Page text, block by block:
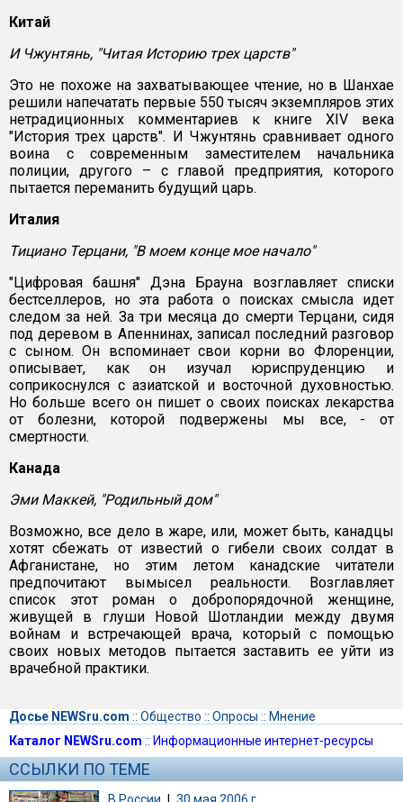
Китай
И Чжунтянь, "Читая Историю трех царств"
Это не похоже на захватывающее чтение, но в Шанхае
решили напечатать первые 550 тысяч экземпляров этих
нетрадиционных комментариев к книге XIV века
"История трех царств". И Чжунтянь сравнивает одного
воина с современным заместителем начальника
полиции, другого – с главой предприятия, которого
пытается переманить будущий царь.
Италия
Тициано Терцани, "В моем конце мое начало"
"Цифровая башня" Дэна Брауна возглавляет списки
бестселлеров, но эта работа о поисках смысла идет
следом за ней. За три месяца до смерти Терцани, сидя
под деревом в Апеннинах, записал последний разговор
с сыном. Он вспоминает свои корни во Флоренции,
описывает, как он изучал юриспруденцию и
соприкоснулся с азиатской и восточной духовностью.
Но больше всего он пишет о своих поисках лекарства
от болезни, которой подвержены мы все, - от
смертности.
Канада
Эми Маккей, "Родильный дом"
Возможно, все дело в жаре, или, может быть, канадцы
хотят сбежать от известий о гибели своих солдат в
Афганистане, но этим летом канадские читатели
предпочитают вымысел реальности. Возглавляет
список этот роман о добропорядочной женщине,
живущей в глуши Новой Шотландии между двумя
войнам и встречающей врача, который с помощью
своих новых методов пытается заставить ее уйти из
врачебной практики.
Досье NEWSru.com :: Общество :: Опросы :: Мнение
Каталог NEWSru.com :: Информационные интернет-ресурсы
ССЫЛКИ ПО ТЕМЕ
В России | 30 мая 2006 г.,